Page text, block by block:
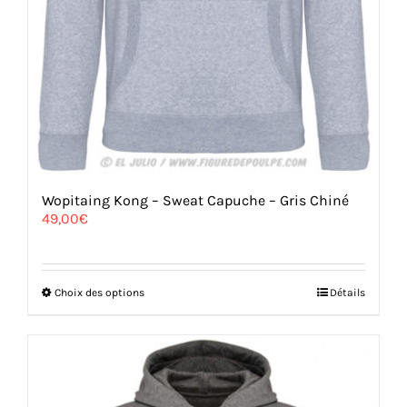
Wopitaing Kong – Sweat Capuche – Gris Chiné
49,00€
Choix des optionsCe
plusieurs
variations.
Les
options
Détails